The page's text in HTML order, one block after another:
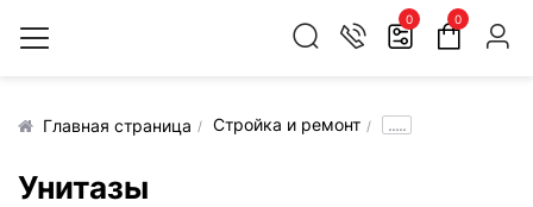
0 0
Главная страница Стройка и ремонт .....
Унитазы